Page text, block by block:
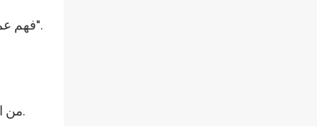
فهم عميق لنقاط الألم الخاصة بالتعبئة والتغليف لدى العملاء؛ لذلك، تم تصميم كل تقنية حول "احتياجات المستخدم الفعلية".
من الأجزاء المعدنية إلى نظام التحكم الأساسي، لدينا سيطرة كاملة، مما يضمن استقرار وتناسق كل قطعة من المعدات.